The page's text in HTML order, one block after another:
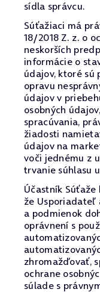
sídla správcu.
Súťažiaci má
18/2018 Z. z. o
neskorších
informácie o
údajov, ktoré sú
opravu
údajov v
osobných
spracúvania,
žiadosti
údajov na
voči jednému z
trvanie súhlasu
Účastník
že Usporiadateľ
a podmienok
oprávnení s
zhromažďovať,
ochrane
súlade s